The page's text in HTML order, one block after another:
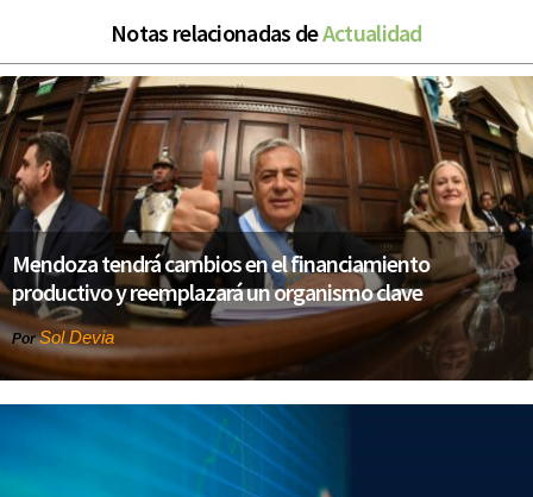
Notas relacionadas deActualidad
Mendoza tendrá cambios en el financiamiento
productivo y reemplazará un organismo clave
PorSol Devia